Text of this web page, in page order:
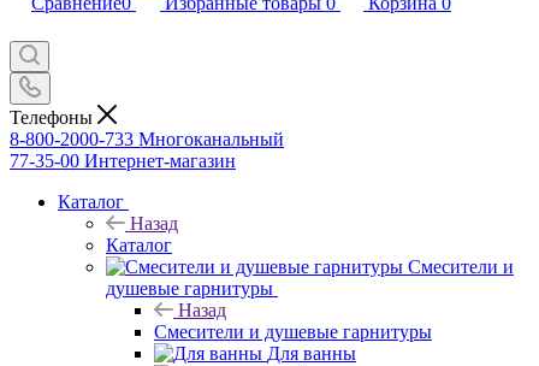
Телефоны
8-800-2000-733 Многоканальный
77-35-00 Интернет-магазин
Каталог
Назад
Каталог
Смесители и
душевые гарнитуры
Назад
Смесители и душевые гарнитуры
Для ванны